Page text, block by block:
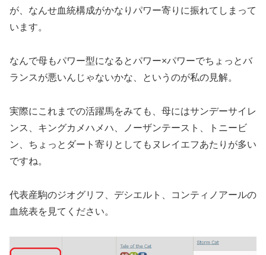
が、なんせ血統構成がかなりパワー寄りに振れてしまって
います。
なんで母もパワー型になるとパワー×パワーでちょっとバ
ランスが悪いんじゃないかな、というのが私の見解。
実際にこれまでの活躍馬をみても、母にはサンデーサイレ
ンス、キングカメハメハ、ノーザンテースト、トニービ
ン、ちょっとダート寄りとしてもヌレイエフあたりが多い
ですね。
代表産駒のジオグリフ、デシエルト、コンティノアールの
血統表を見てください。